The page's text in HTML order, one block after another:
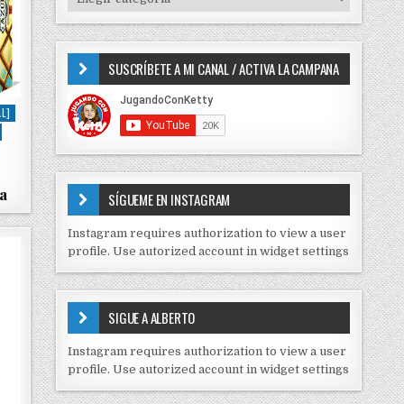
o
r
:
I
P
D
E
C
N
T
I
D
S
E
J
C
K
SUSCRÍBETE A MI CANAL / ACTIVA LA CAMPANA
SÍGUEME EN INSTAGRAM
Instagram requires authorization to view a user
profile. Use autorized account in widget settings
SIGUE A ALBERTO
Instagram requires authorization to view a user
profile. Use autorized account in widget settings